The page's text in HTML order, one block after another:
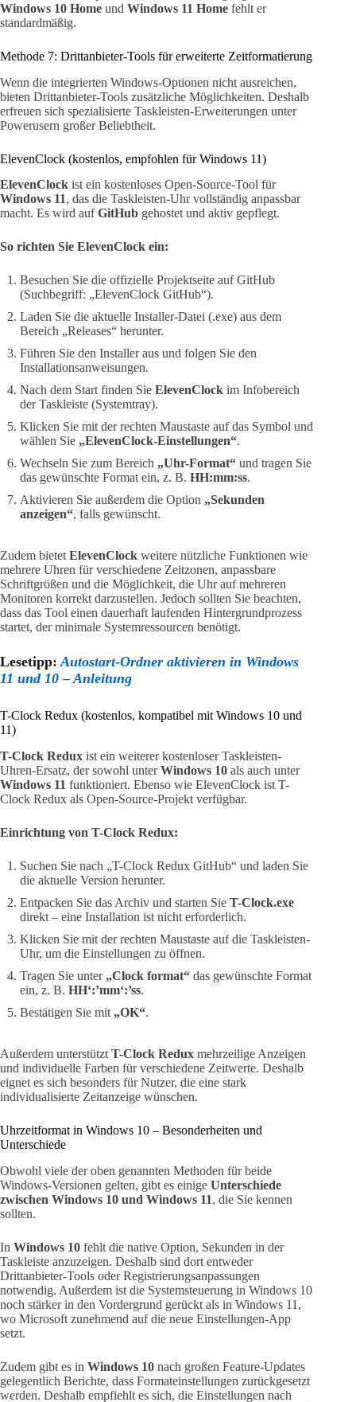
Windows 10 Home und Windows 11 Home fehlt er
standardmäßig.
Methode 7: Drittanbieter-Tools für erweiterte Zeitformatierung
Wenn die integrierten Windows-Optionen nicht ausreichen,
bieten Drittanbieter-Tools zusätzliche Möglichkeiten. Deshalb
erfreuen sich spezialisierte Taskleisten-Erweiterungen unter
Powerusern großer Beliebtheit.
ElevenClock (kostenlos, empfohlen für Windows 11)
ElevenClock ist ein kostenloses Open-Source-Tool für
Windows 11, das die Taskleisten-Uhr vollständig anpassbar
macht. Es wird aufGitHub gehostet und aktiv gepflegt.
So richten Sie ElevenClock ein:
Besuchen Sie die offizielle Projektseite auf GitHub
(Suchbegriff: „ElevenClock GitHub“).
Laden Sie die aktuelle Installer-Datei (.exe) aus dem
Bereich „Releases“ herunter.
Führen Sie den Installer aus und folgen Sie den
Installationsanweisungen.
Nach dem Start finden Sie ElevenClock im Infobereich
der Taskleiste (Systemtray).
Klicken Sie mit der rechten Maustaste auf das Symbol und
wählen Sie „ElevenClock-Einstellungen“.
Wechseln Sie zum Bereich „Uhr-Format“ und tragen Sie
das gewünschte Format ein, z. B. HH:mm:ss.
Aktivieren Sie außerdem die Option „Sekunden
anzeigen“, falls gewünscht.
Zudem bietetElevenClock weitere nützliche Funktionen wie
mehrere Uhren für verschiedene Zeitzonen, anpassbare
Schriftgrößen und die Möglichkeit, die Uhr auf mehreren
Monitoren korrekt darzustellen. Jedoch sollten Sie beachten,
dass das Tool einen dauerhaft laufenden Hintergrundprozess
startet, der minimale Systemressourcen benötigt.
Lesetipp: Autostart-Ordner aktivieren in Windows
11 und 10 – Anleitung
T-Clock Redux (kostenlos, kompatibel mit Windows 10 und
11)
T-Clock Redux ist ein weiterer kostenloser Taskleisten-
Uhren-Ersatz, der sowohl unterWindows 10 als auch unter
Windows 11 funktioniert. Ebenso wie ElevenClock ist T-
Clock Redux als Open-Source-Projekt verfügbar.
Einrichtung von T-Clock Redux:
Suchen Sie nach „T-Clock Redux GitHub“ und laden Sie
die aktuelle Version herunter.
Entpacken Sie das Archiv und starten Sie T-Clock.exe
direkt – eine Installation ist nicht erforderlich.
Klicken Sie mit der rechten Maustaste auf die Taskleisten-
Uhr, um die Einstellungen zu öffnen.
Tragen Sie unter „Clock format“ das gewünschte Format
ein, z. B. HH‘:’mm‘:’ss.
Bestätigen Sie mit „OK“.
Außerdem unterstützt T-Clock Redux mehrzeilige Anzeigen
und individuelle Farben für verschiedene Zeitwerte. Deshalb
eignet es sich besonders für Nutzer, die eine stark
individualisierte Zeitanzeige wünschen.
Uhrzeitformat in Windows 10 – Besonderheiten und
Unterschiede
Obwohl viele der oben genannten Methoden für beide
Windows-Versionen gelten, gibt es einige Unterschiede
zwischen Windows 10 und Windows 11, die Sie kennen
sollten.
In Windows 10 fehlt die native Option, Sekunden in der
Taskleiste anzuzeigen. Deshalb sind dort entweder
Drittanbieter-Tools oder Registrierungsanpassungen
notwendig. Außerdem ist die Systemsteuerung in Windows 10
noch stärker in den Vordergrund gerückt als in Windows 11,
wo Microsoft zunehmend auf die neue Einstellungen-App
setzt.
Zudem gibt es in Windows 10 nach großen Feature-Updates
gelegentlich Berichte, dass Formateinstellungen zurückgesetzt
werden. Deshalb empfiehlt es sich, die Einstellungen nach